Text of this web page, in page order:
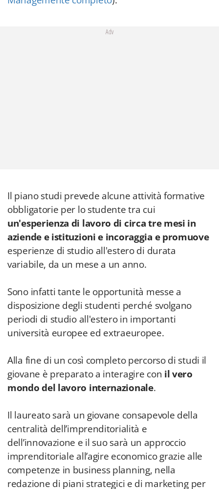
Adv
Il piano studi prevede alcune attività formative
obbligatorie per lo studente tra cui
un'esperienza di lavoro di circa tre mesi in
aziende e istituzioni e incoraggia e promuove
esperienze di studio all'estero di durata
variabile, da un mese a un anno.
Sono infatti tante le opportunità messe a
disposizione degli studenti perché svolgano
periodi di studio all'estero in importanti
università europee ed extraeuropee.
Alla fine di un così completo percorso di studi il
giovane è preparato a interagire con il vero
mondo del lavoro internazionale.
Il laureato sarà un giovane consapevole della
centralità dell’imprenditorialità e
dell’innovazione e il suo sarà un approccio
imprenditoriale all’agire economico grazie alle
competenze in business planning, nella
redazione di piani strategici e di marketing per